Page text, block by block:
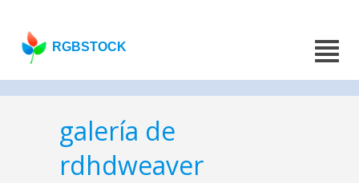
RGBSTOCK
galería de
rdhdweaver